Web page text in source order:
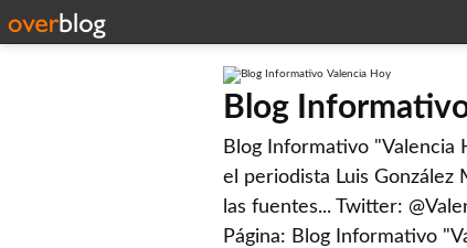
Blog
Blog Informativo "Valencia
el periodista Luis González
las fuentes... Twitter:
Página: Blog Informativo